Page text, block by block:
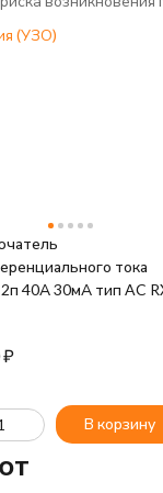
(УЗО)
тока
40А 30мА тип AC
₽
В корзину